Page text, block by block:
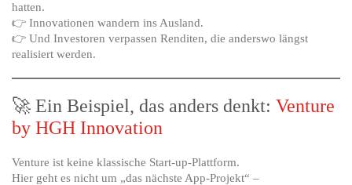
hatten.
👉 Innovationen wandern ins Ausland.
👉 Und Investoren verpassen Renditen, die anderswo längst
realisiert werden.
🚀 Ein Beispiel, das anders denkt: Venture
by HGH Innovation
Venture ist keine klassische Start-up-Plattform.
Hier geht es nicht um „das nächste App-Projekt“ –